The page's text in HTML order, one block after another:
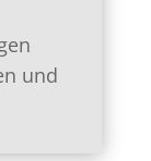
und